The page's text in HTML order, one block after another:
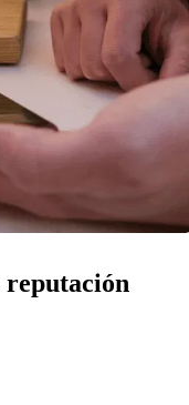
reputación